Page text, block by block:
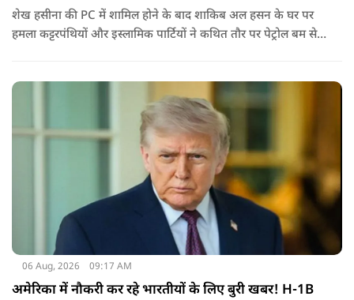
शेख हसीना की PC में शामिल होने के बाद शाकिब अल हसन के घर पर
हमला कट्टरपंथियों और इस्लामिक पार्टियों ने कथित तौर पर पेट्रोल बम से
जरिए संबोधन दिया था.
06 Aug, 2026 09:17 AM
अमेरिका में नौकरी कर रहे भारतीयों के लिए बुरी खबर! H-1B